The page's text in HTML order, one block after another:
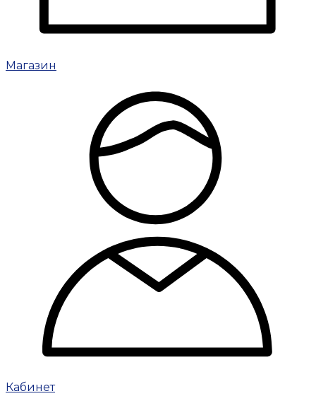
Магазин
Кабинет